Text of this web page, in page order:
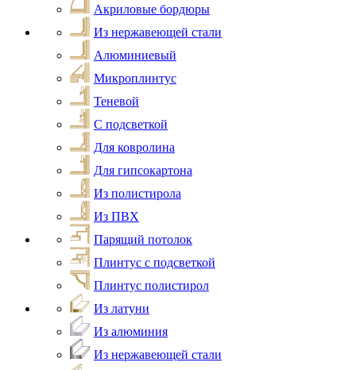
Акриловые бордюры
Из нержавеющей стали
Алюминиевый
Микроплинтус
Теневой
С подсветкой
Для ковролина
Для гипсокартона
Из полистирола
Из ПВХ
Парящий потолок
Плинтус с подсветкой
Плинтус полистирол
Из латуни
Из алюминия
Из нержавеющей стали